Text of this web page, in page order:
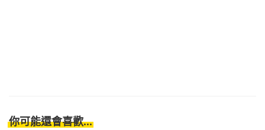
你可能還會喜歡...